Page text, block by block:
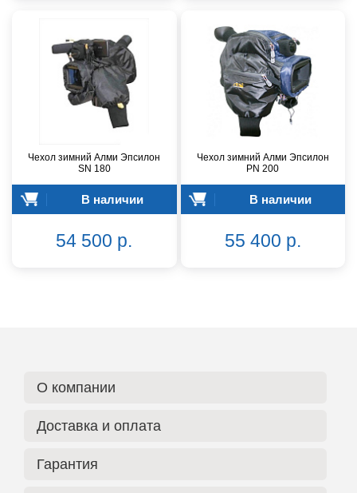
Чехол зимний Алми Эпсилон
SN 180
В наличии
54 500 р.
Чехол зимний Алми Эпсилон
PN 200
В наличии
55 400 р.
О компании
Доставка и оплата
Гарантия